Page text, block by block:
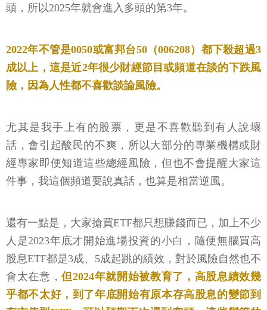
頭，所以2025年就會進入多頭的第3年。
2022年不管是0050或富邦台50（006208）都下殺超過3
成以上，這是近2年很少財經節目或頻道在談的下跌風
險，因為人性都不喜歡談論風險。
尤其是我手上有的股票，更是不喜歡聽到有人說壞
話，會引起酸民的不爽，所以大部分的專業機構或財
經專家即便知道這些總經風險，但也不會提醒大家這
件事，我這個頻道要說真話，也算是相當逆風。
還有一點是，大家搶買ETF都只想賺錢而已，加上不少
人是2023年底才開始進場投資的小白，隨便無腦買高
股息ETF都是3成、5成起跳的績效，對於風險自然也不
會太在意，但2024年就開始被教育了，高股息績效幾
乎都不太好，到了年底開始有原本存高股息的變節到